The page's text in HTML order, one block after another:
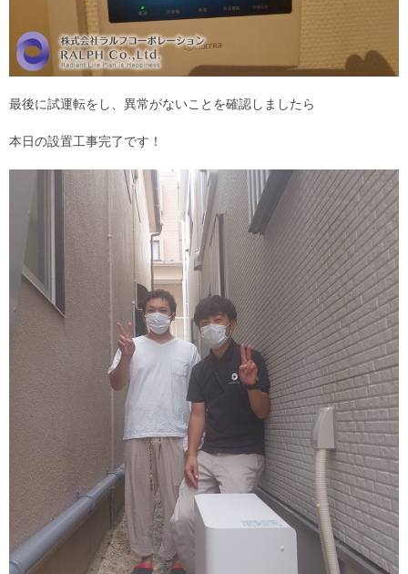
最後に試運転をし、異常がないことを確認しましたら
本日の設置工事完了です！